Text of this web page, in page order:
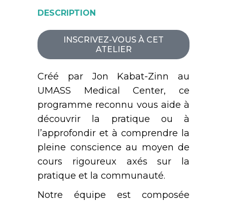
DESCRIPTION
INSCRIVEZ-VOUS À CET
ATELIER
Créé par Jon Kabat-Zinn au
UMASS Medical Center, ce
programme reconnu vous aide à
découvrir la pratique ou à
l’approfondir et à comprendre la
pleine conscience au moyen de
cours rigoureux axés sur la
pratique et la communauté.
Notre équipe est composée